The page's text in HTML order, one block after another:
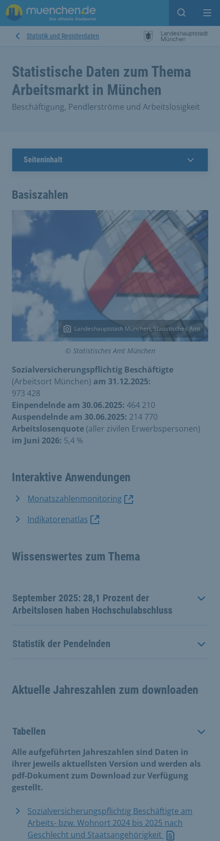
Open
Statistik und Registerdaten
Statistische Daten zum Thema
Arbeitsmarkt in München
Beschäftigung, Pendlerströme und Arbeitslosigkeit
Seiteninhalt
Basiszahlen
Landeshauptstadt München, Statistisches Amt
© Statistisches Amt München
Sozialversicherungspflichtig Beschäftigte
(Arbeitsort München) am 31.12.2025:
973 428
Einpendelnde am 30.06.2025: 464 210
Auspendelnde am 30.06.2025: 214 770
Arbeitslosenquote (aller zivilen Erwerbspersonen)
im Juni 2026: 5,4 %
Interaktive Anwendungen
Monatszahlenmonitoring
Indikatorenatlas
Wissenswertes zum Thema
September 2025: 28,1 Prozent der
Arbeitslosen haben Hochschulabschluss
Statistik der Pendelnden
Aktuelle Jahreszahlen zum downloaden
Tabellen
Alle aufgeführten Jahreszahlen sind Daten in
ihrer jeweils aktuellsten Version und werden als
pdf-Dokument zum Download zur Verfügung
gestellt.
Sozialversicherungspflichtig Beschäftigte am
Arbeits- bzw. Wohnort 2024 bis 2025 nach
Geschlecht und Staatsangehörigkeit